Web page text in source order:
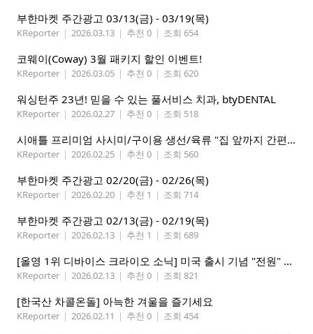
부한마켓 주간광고 03/13(금) - 03/19(목)
KReporter | 2026.03.13 | 추천 0 | 조회 654
코웨이(Coway) 3월 패키지 할인 이벤트!
KReporter | 2026.03.05 | 추천 0 | 조회 620
워싱턴주 23년! 믿을 수 있는 풀서비스 치과, btyDENTAL
KReporter | 2026.02.27 | 추천 0 | 조회 518
시애틀 프리미엄 사시미/구이용 생선/육류 "집 앞까지 간편하게" – 영오션샵닷컴
KReporter | 2026.02.25 | 추천 0 | 조회 560
부한마켓 주간광고 02/20(금) - 02/26(목)
KReporter | 2026.02.20 | 추천 1 | 조회 714
부한마켓 주간광고 02/13(금) - 02/19(목)
KReporter | 2026.02.13 | 추천 1 | 조회 689
[올영 1위 디바이스 크라이오 소닉] 미국 출시 기념 "전원" 증정 이벤트, 참여 부탁드립니다.
KReporter | 2026.02.13 | 추천 0 | 조회 821
[한국산 차콜온돌] 아늑한 겨울을 즐기세요
KReporter | 2026.02.11 | 추천 0 | 조회 454